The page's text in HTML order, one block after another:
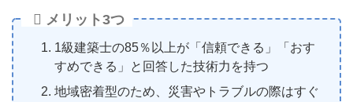
メリット3つ
1級建築士の85％以上が「信頼できる」「おす
すめできる」と回答した技術力を持つ
地域密着型のため、災害やトラブルの際はすぐ